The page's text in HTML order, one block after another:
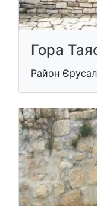
Гора
Район